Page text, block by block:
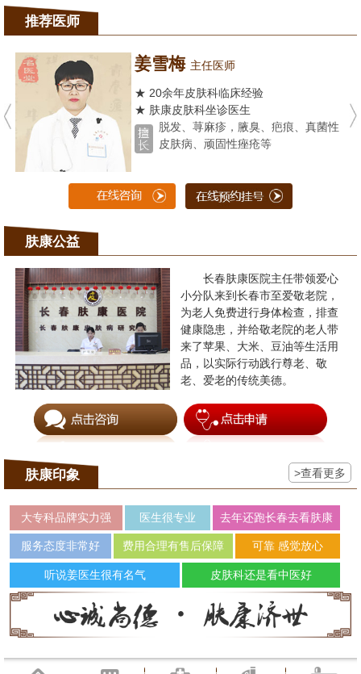
推荐医师
姜雪梅 主任医师
★ 20余年皮肤科临床经验
★ 肤康皮肤科坐诊医生
脱发、荨麻疹，腋臭、疤痕、真菌性
皮肤病、顽固性痤疮等
肤康公益
长春肤康医院主任带领爱心
小分队来到长春市至爱敬老院，
为老人免费进行身体检查，排查
健康隐患，并给敬老院的老人带
来了苹果、大米、豆油等生活用
品，以实际行动践行尊老、敬
老、爱老的传统美德。
肤康印象 >查看更多
大专科品牌实力强 医生很专业 去年还跑长春去看肤康
服务态度非常好 费用合理有售后保障 可靠 感觉放心
听说姜医生很有名气 皮肤科还是看中医好